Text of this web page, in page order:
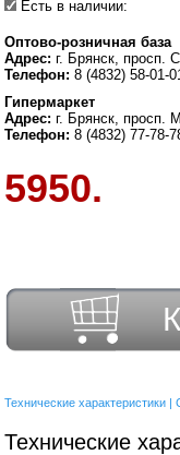
Есть в наличии:
Оптово-розничная база
Адрес: г. Брянск, просп.
Телефон: 8 (4832) 58-01-
Гипермаркет
Адрес: г. Брянск, просп.
Телефон: 8 (4832) 77-78-
5950.
Технические характеристики |
Технические